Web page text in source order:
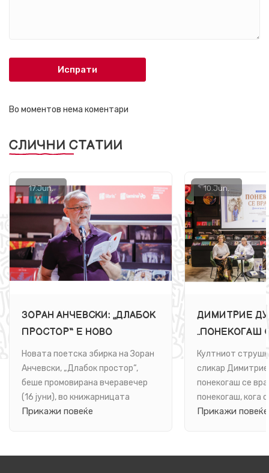
Испрати
Во моментов нема коментари
СЛИЧНИ СТАТИИ
17.Jun.
ЗОРАН АНЧЕВСКИ: „ДЛАБОК
ПРОСТОР“ Е НОВО
ПОЕТСКО ПАТУВАЊЕ ВО
БЕСКОНЕЧНОСТА НА
ЈАЗИКОТ И НА БИТИЕТО
Новата поетска збирка на Зоран
Анчевски, „Длабок простор“,
беше промовирана вчеравечер
(16 јуни), во книжарницата
„Литература.мк“ во ...
Прикажи повеќе
10.Jun.
ДИМИТРИЕ
„ПОНЕКОГАШ
Е РОМАН ЗА
Култниот
сликар
понекогаш се
понекогаш, кога
книга. Се врати
Прикажи повеќе